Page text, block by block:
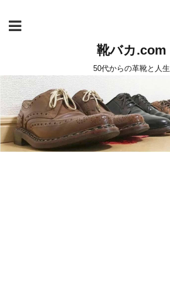
靴バカ.com
50代からの革靴と人生